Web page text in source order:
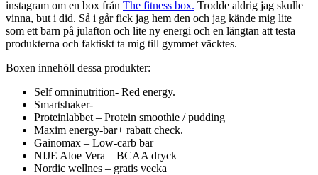
instagram om en box från The fitness box. Trodde aldrig jag skulle
vinna, but i did. Så i går fick jag hem den och jag kände mig lite
som ett barn på julafton och lite ny energi och en längtan att testa
produkterna och faktiskt ta mig till gymmet väcktes.
Boxen innehöll dessa produkter:
Self omninutrition- Red energy.
Smartshaker-
Proteinlabbet – Protein smoothie / pudding
Maxim energy-bar+ rabatt check.
Gainomax – Low-carb bar
NIJE Aloe Vera – BCAA dryck
Nordic wellnes – gratis vecka